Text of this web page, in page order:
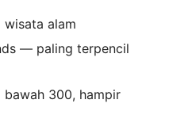
alam
— paling terpencil
300, hampir